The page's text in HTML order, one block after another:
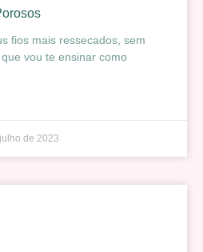
fios mais ressecados, sem
vou te ensinar como
de 2023